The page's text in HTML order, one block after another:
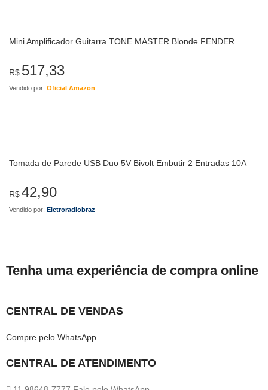
Mini Amplificador Guitarra TONE MASTER Blonde FENDER
R$ 517,33
Vendido por: Oficial Amazon
Tomada de Parede USB Duo 5V Bivolt Embutir 2 Entradas 10A
R$42,90
Vendido por: Eletroradiobraz
Tenha uma experiência de compra online
CENTRAL DE VENDAS
Compre pelo WhatsApp
CENTRAL DE ATENDIMENTO